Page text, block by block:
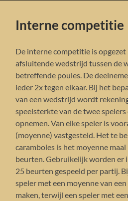
Interne competitie
De interne competitie is opgezet
afsluitende wedstrijd tussen de
betreffende poules. De
ieder 2x tegen elkaar. Bij het
van een wedstrijd wordt
speelsterkte van de twee
opnemen. Van elke speler is
(moyenne) vastgesteld. Het te
caramboles is het moyenne
beurten. Gebruikelijk worden er
25 beurten gespeeld per partij.
speler met een moyenne van
maken, terwijl een speler met